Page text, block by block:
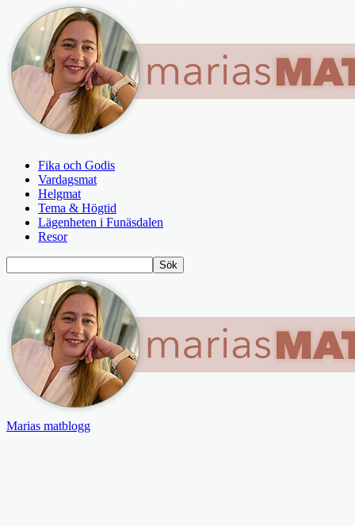
Fika och Godis
Vardagsmat
Helgmat
Tema & Högtid
Lägenheten i Funäsdalen
Resor
Marias matblogg